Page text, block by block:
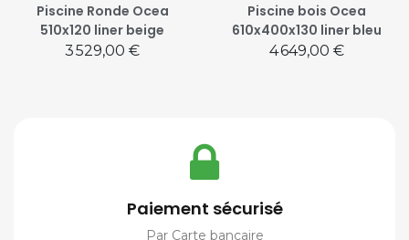
Piscine Ronde Ocea
510x120 liner beige
Prix
3 529,00 €
Piscine bois Ocea
610x400x130 liner bleu
Prix
4 649,00 €
Paiement sécurisé
Par Carte bancaire